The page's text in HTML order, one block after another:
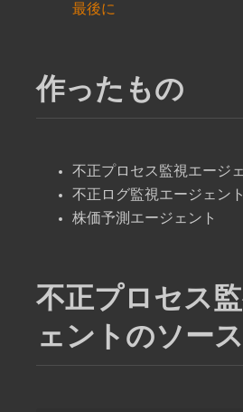
最後に
作ったもの
不正プロセス監視エージ
不正ログ監視エージェント
株価予測エージェント
不正プロセス
ェントのソー